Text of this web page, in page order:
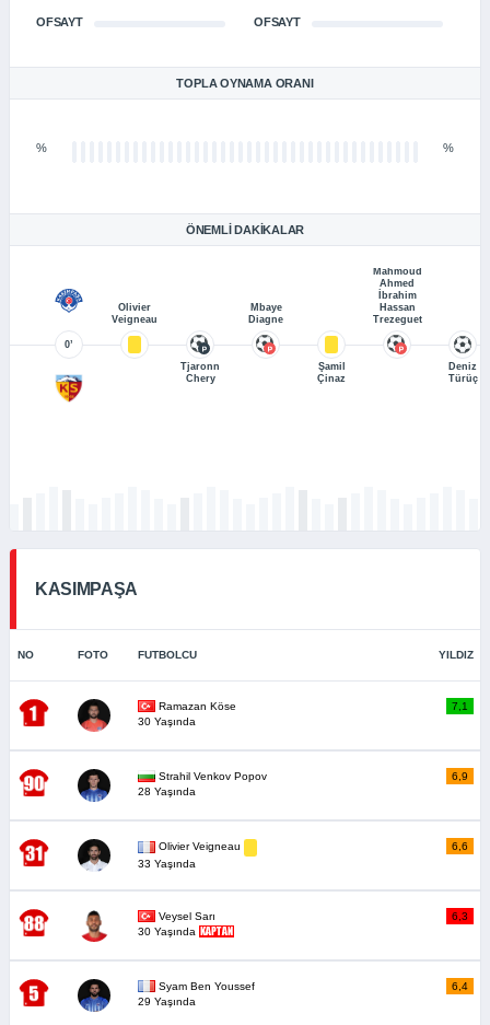
OFSAYT OFSAYT
TOPLA OYNAMA ORANI
% %
ÖNEMLI DAKIKALAR
0’
Olivier
Veigneau
Tjaronn
Chery
Mbaye
Diagne
Şamil
Çinaz
Mahmoud
Ahmed
İbrahim
Hassan
Trezeguet
Deniz
Türüç
KASIMPAŞA
NO FOTO FUTBOLCU YILDIZ
Ramazan Köse
30 Yaşında
7,1
Strahil Venkov Popov
28 Yaşında
6,9
Olivier Veigneau
33 Yaşında
6,6
Veysel Sarı
30 Yaşında
6,3
Syam Ben Youssef
29 Yaşında
6,4